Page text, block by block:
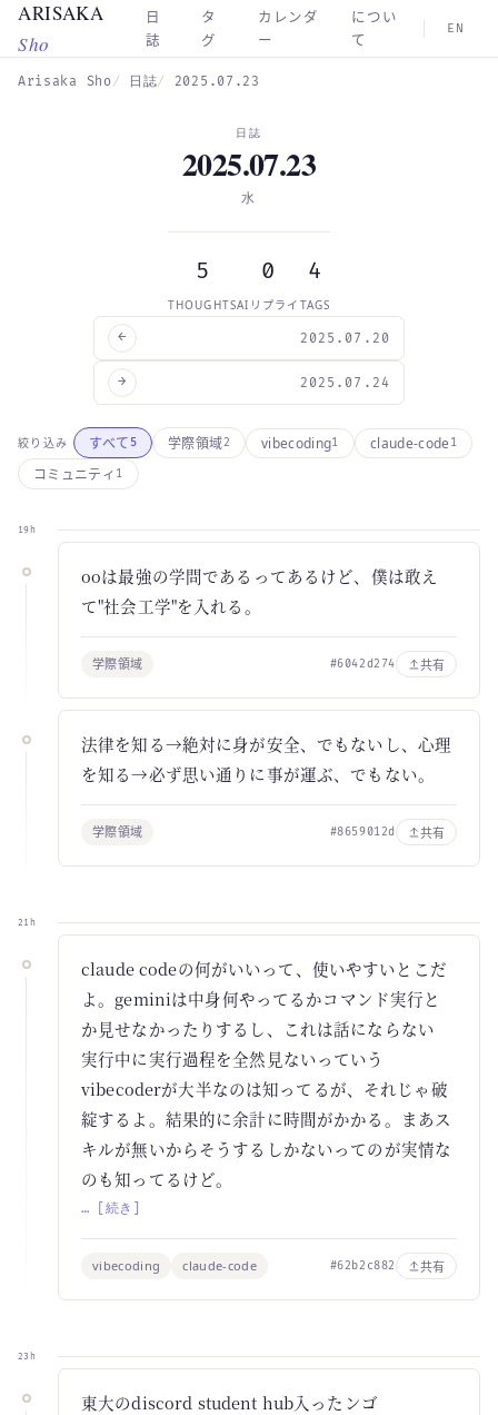
Skip to main content
ARISAKA
Sho
日
誌
タ
グ
カレンダ
ー
につい
て
EN
Arisaka Sho 日誌 2025.07.23
← 2025.07.20
日誌
2025.07.23
水
5
THOUGHTS
0
AIリプライ
4
TAGS
2025.07.24
→
絞り込み すべて 5 学際領域2 vibecoding1 claude-code 1
コミュニティ 1
19h
ooは最強の学問であるってあるけど、僕は敢え
て"社会工学"を入れる。
学際領域 #6042d274 共有
法律を知る→絶対に身が安全、でもないし、心理
を知る→必ず思い通りに事が運ぶ、でもない。
学際領域 #8659012d 共有
21h
claude codeの何がいいって、使いやすいとこだ
よ。geminiは中身何やってるかコマンド実行と
か見せなかったりするし、これは話にならない
実行中に実行過程を全然見ないっていう
vibecoderが大半なのは知ってるが、それじゃ破
綻するよ。結果的に余計に時間がかかる。まあス
キルが無いからそうするしかないってのが実情な
のも知ってるけど。
… [続き]
vibecoding claude-code #62b2c882 共有
23h
東大のdiscord student hub入ったンゴ